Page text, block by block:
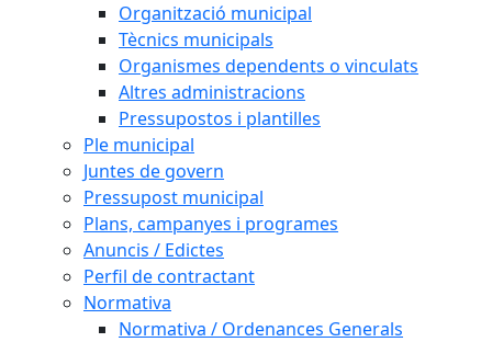
Organització municipal
Tècnics municipals
Organismes dependents o vinculats
Altres administracions
Pressupostos i plantilles
Ple municipal
Juntes de govern
Pressupost municipal
Plans, campanyes i programes
Anuncis / Edictes
Perfil de contractant
Normativa
Normativa / Ordenances Generals